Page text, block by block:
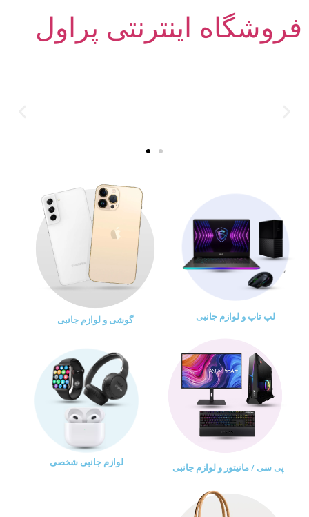
فروشگاه اینترنتی پراول
لپ تاپ و لوازم جانبی گوشی و لوازم جانبی
پی سی / مانیتور و لوازم جانبی
لوازم جانبی شخصی